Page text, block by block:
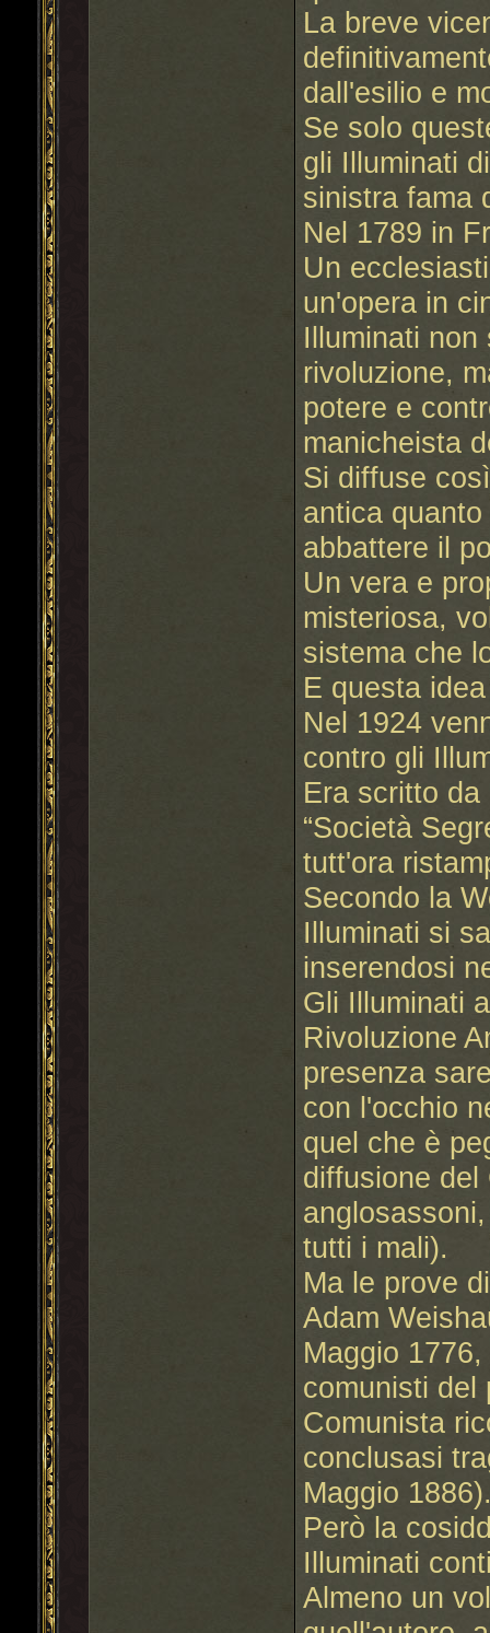
La breve
dall'esilio e
Se solo
gli Illuminati
sinistra fama
Nel 1789 in
Un
un'opera in
Illuminati
rivoluzione,
potere e
manicheista
Si diffuse
antica
abbattere il
Un vera e
misteriosa,
sistema che
E questa
Nel 1924
contro gli
Era scritto
“Società
tutt'ora
Secondo la
Illuminati si
inserendosi
Gli Illuminati
Rivoluzione
presenza
con l'occhio
quel che è
diffusione del
tutti i mali).
Ma le prove
Adam
Maggio
comunisti del
Comunista
conclusasi
Maggio
Però la
Illuminati
Almeno un